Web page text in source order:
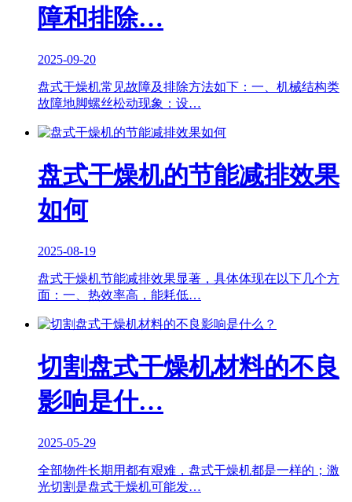
障和排除…
2025-09-20
盘式干燥机常见故障及排除方法如下：一、机械结构类
故障地脚螺丝松动现象：设…
盘式干燥机的节能减排效果
如何
2025-08-19
盘式干燥机节能减排效果显著，具体体现在以下几个方
面：一、热效率高，能耗低…
切割盘式干燥机材料的不良
影响是什…
2025-05-29
全部物件长期用都有艰难，盘式干燥机都是一样的；激
光切割是盘式干燥机可能发…